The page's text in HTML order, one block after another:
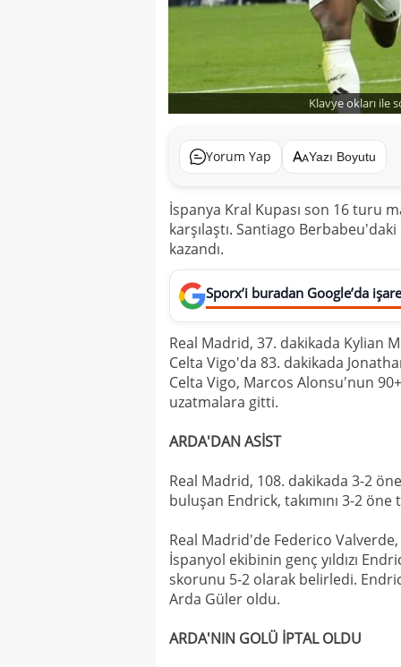
Klavye okları ile
Yorum Yap Yazı Boyutu
İspanya Kral Kupası son 16 turu
karşılaştı. Santiago
kazandı.
Sporx’i buradan Google’da
Real Madrid, 37. dakikada Kylian
Celta Vigo'da 83. dakikada
Celta Vigo, Marcos Alonsu'nun
uzatmalara gitti.
ARDA'DAN ASİST
Real Madrid, 108. dakikada 3-2
buluşan Endrick, takımını 3-2 öne
Real Madrid'de Federico
İspanyol ekibinin genç yıldızı
skorunu 5-2 olarak belirledi.
Arda Güler oldu.
ARDA'NIN GOLÜ İPTAL OLDU